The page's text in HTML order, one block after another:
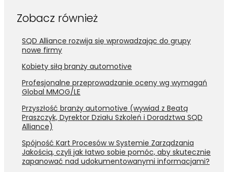
Zobacz również
SQD Alliance rozwija się wprowadzając do grupy
nowe firmy
Kobiety siłą branży automotive
Profesjonalne przeprowadzanie oceny wg wymagań
Global MMOG/LE
Przyszłość branży automotive (wywiad z Beatą
Praszczyk, Dyrektor Działu Szkoleń i Doradztwa SQD
Alliance)
Spójność Kart Procesów w Systemie Zarządzania
Jakością, czyli jak łatwo sobie pomóc, aby skutecznie
zapanować nad udokumentowanymi informacjami?